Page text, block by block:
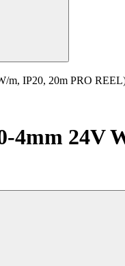
m, IP20, 20m PRO
4mm 24V